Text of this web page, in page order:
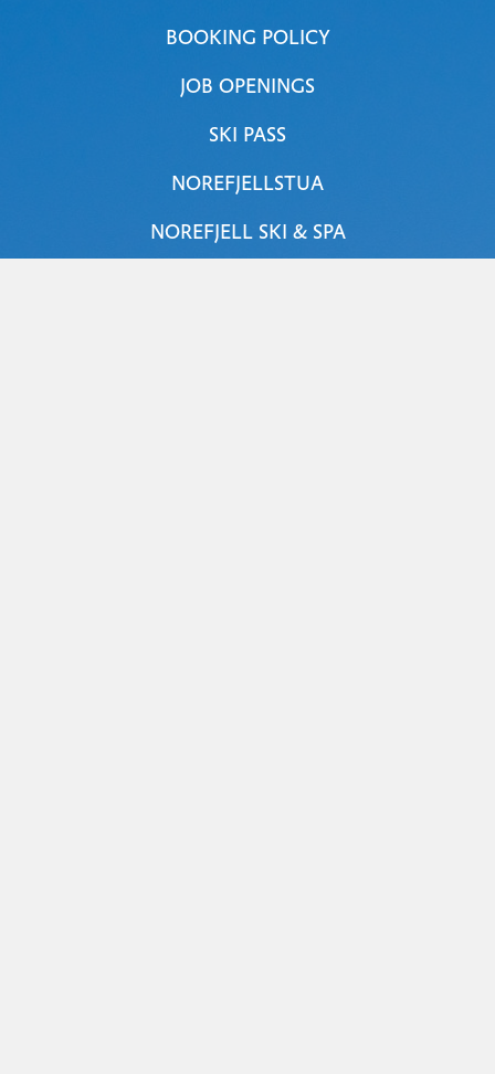
BOOKING POLICY
JOB OPENINGS
SKI PASS
NOREFJELLSTUA
NOREFJELL SKI & SPA